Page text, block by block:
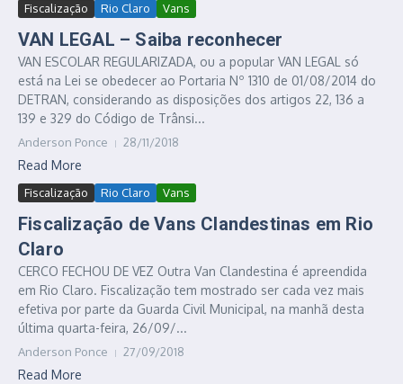
Fiscalização Rio Claro Vans
VAN LEGAL – Saiba reconhecer
VAN ESCOLAR REGULARIZADA, ou a popular VAN LEGAL só
está na Lei se obedecer ao Portaria Nº 1310 de 01/08/2014 do
DETRAN, considerando as disposições dos artigos 22, 136 a
139 e 329 do Código de Trânsi...
Anderson Ponce 28/11/2018
Read More
Fiscalização Rio Claro Vans
Fiscalização de Vans Clandestinas em Rio
Claro
CERCO FECHOU DE VEZ Outra Van Clandestina é apreendida
em Rio Claro. Fiscalização tem mostrado ser cada vez mais
efetiva por parte da Guarda Civil Municipal, na manhã desta
última quarta-feira, 26/09/...
Anderson Ponce 27/09/2018
Read More